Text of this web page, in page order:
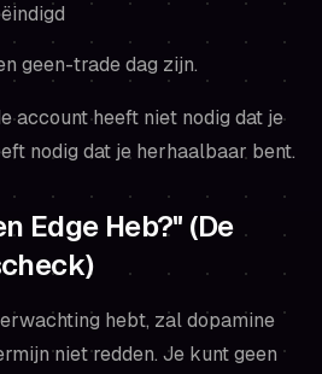
geen-trade dag zijn.
account heeft niet nodig dat je
nodig dat je herhaalbaar bent.
Edge Heb?" (De
hebt, zal dopamine
niet redden. Je kunt geen